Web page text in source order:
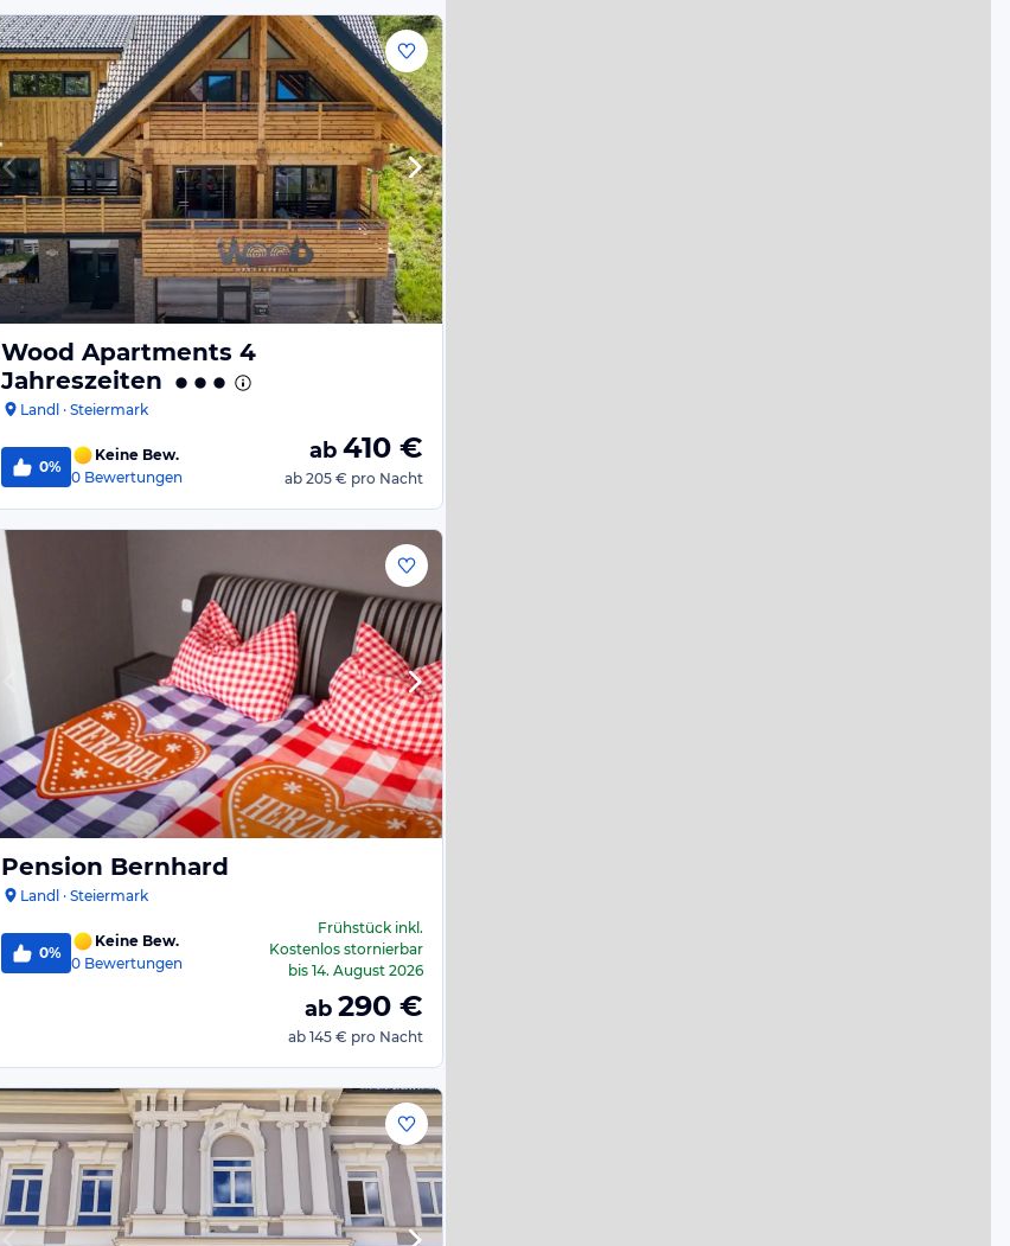
Wood Apartments 4
Jahreszeiten
Landl · Steiermark
0%
Keine Bew.
0 Bewertungen
ab 410 €
ab 205 € pro Nacht
Pension Bernhard
Landl · Steiermark
0%
Keine Bew.
0 Bewertungen
Frühstückinkl.
Kostenlos stornierbar
bis 14. August 2026
ab 290 €
ab 145 € pro Nacht